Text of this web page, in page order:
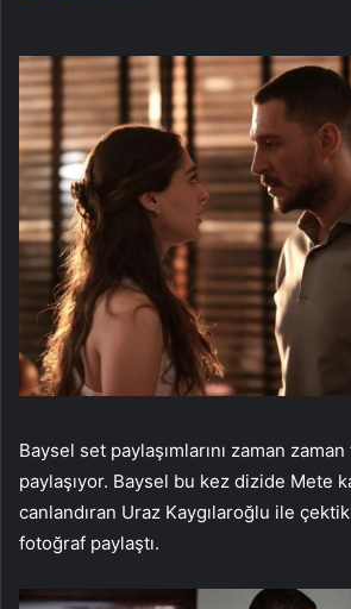
Baysel set paylaşımlarını zaman
paylaşıyor. Baysel bu kez dizide Mete
canlandıran Uraz Kaygılaroğlu ile
fotoğraf paylaştı.